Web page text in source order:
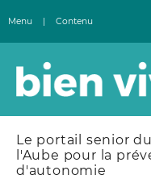
Menu | Contenu
Le portail senior
l'Aube pour la
d'autonomie